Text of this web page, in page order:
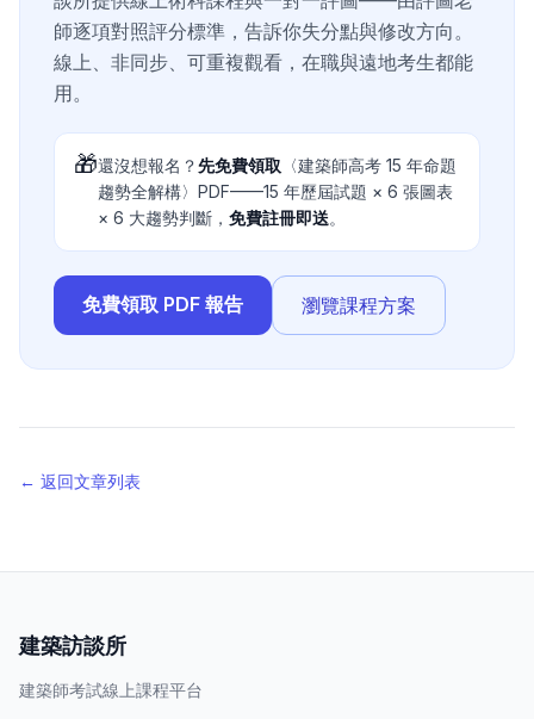
師逐項對照評分標準，告訴你失分點與修改方向。
線上、非同步、可重複觀看，在職與遠地考生都能
用。
🎁還沒想報名？先免費領取 〈建築師高考 15 年命題
趨勢全解構〉PDF——15 年歷屆試題 × 6 張圖表
× 6 大趨勢判斷， 免費註冊即送。
免費領取 PDF 報告 瀏覽課程方案
← 返回文章列表
建築訪談所
建築師考試線上課程平台